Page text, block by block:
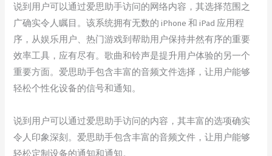
说到用户可以通过爱思助手访问的网络内容，其选择范围之
广确实令人瞩目。该系统拥有无数的 iPhone 和 iPad 应用程
序，从娱乐用户、热门游戏到帮助用户保持井然有序的重要
效率工具，应有尽有。歌曲和铃声是提升用户体验的另一个
重要方面。爱思助手包含丰富的音频文件选择，让用户能够
轻松个性化设备的信号和通知。
说到用户可以通过爱思助手访问的内容，其丰富的选项确实
令人印象深刻。爱思助手包含丰富的音频文件，让用户能够
轻松定制设备的通知和通知。